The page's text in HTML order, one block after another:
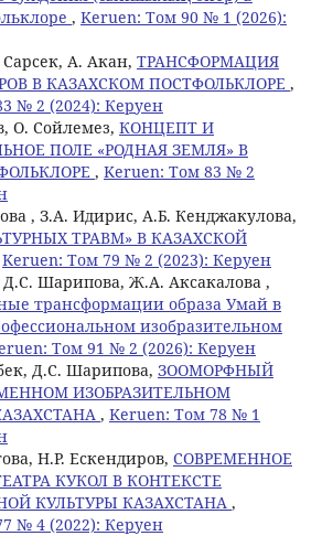
, Keruen: Том 90 № 1 (2026):
А. Акан, ТРАНСФОРМАЦИЯ
В КАЗАХСКОМ ПОСТФОЛЬКЛОРЕ ,
№ 2 (2024): Керуен
О. Сойлемез, КОНЦЕПТ И
ПОЛЕ «РОДНАЯ ЗЕМЛЯ» В
, Keruen: Том 83 № 2
, З.А. Идирис, А.Б. Кенджакулова,
ТРАВМ» В КАЗАХСКОЙ
Keruen: Том 79 № 2 (2023): Керуен
Шарипова, Ж.А. Аксакалова ,
трансформации образа Умай в
изобразительном
Том 91 № 2 (2026): Керуен
Д.С. Шарипова, ЗООМОРФНЫЙ
ИЗОБРАЗИТЕЛЬНОМ
, Keruen: Том 78 № 1
Н.Р. Ескендиров, СОВРЕМЕННОЕ
КУКОЛ В КОНТЕКСТЕ
КУЛЬТУРЫ КАЗАХСТАНА ,
№ 4 (2022): Керуен